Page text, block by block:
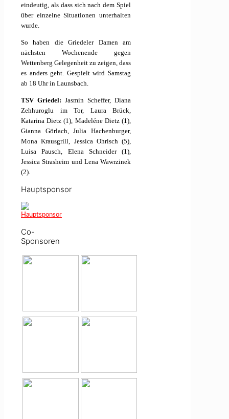
eindeutig, als dass sich nach dem Spiel
über einzelne Situationen unterhalten
wurde.
So haben die Griedeler Damen am
nächsten Wochenende gegen
Wettenberg Gelegenheit zu zeigen, dass
es anders geht. Gespielt wird Samstag
ab 18 Uhr in Launsbach.
TSV Griedel: Jasmin Scheffer, Diana
Zehhuroglu im Tor, Laura Brück,
Katarina Dietz (1), Madeléne Dietz (1),
Gianna Görlach, Julia Hachenburger,
Mona Krausgrill, Jessica Ohrisch (5),
Luisa Pausch, Elena Schneider (1),
Jessica Strasheim und Lena Wawrzinek
(2).
Hauptsponsor
Co-
Sponsoren